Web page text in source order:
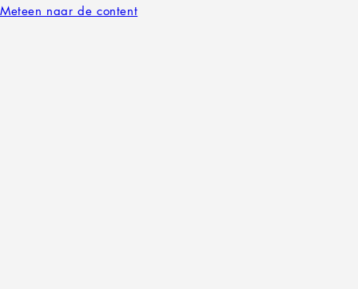
Meteen naar de content